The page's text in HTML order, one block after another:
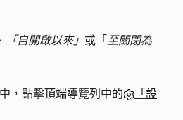
「自開啟以來」 或「 至關閉為
，點擊頂端導覽列中的
「設